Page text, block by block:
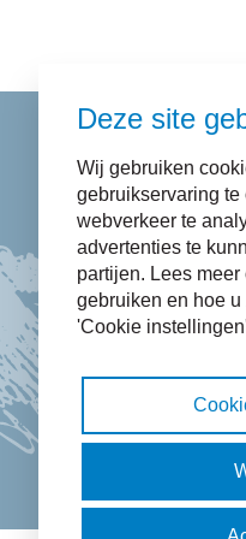
E-mail
Deze site
Wij gebruiken
gebruikservaring
webverkeer te
advertenties te
partijen. Lees
gebruiken en hoe
'Cookie